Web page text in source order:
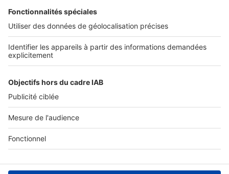
Actualités pro
Nous contacter
Connexion à My SeLoger Pro
Espace Presse